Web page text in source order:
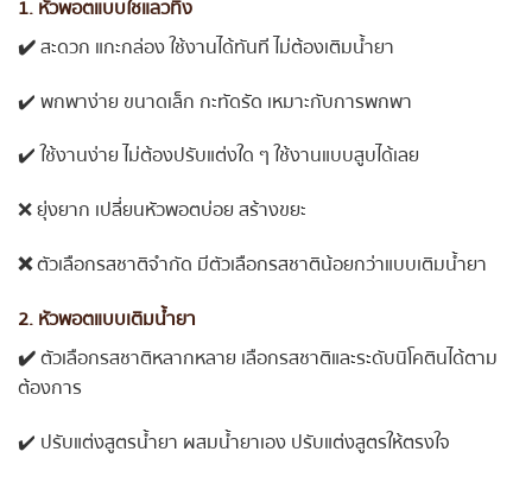
1. หัวพอตแบบใช้แล้วทิ้ง
✔️สะดวก แกะกล่อง ใช้งานได้ทันที ไม่ต้องเติมน้ำยา
✔️ พกพาง่าย ขนาดเล็ก กะทัดรัด เหมาะกับการพกพา
✔️ ใช้งานง่าย ไม่ต้องปรับแต่งใด ๆ ใช้งานแบบสูบได้เลย
❌ ยุ่งยาก เปลี่ยนหัวพอตบ่อย สร้างขยะ
❌ตัวเลือกรสชาติจำกัด มีตัวเลือกรสชาติน้อยกว่าแบบเติมน้ำยา
2. หัวพอตแบบเติมน้ำยา
✔️ตัวเลือกรสชาติหลากหลาย เลือกรสชาติและระดับนิโคตินได้ตาม
ต้องการ
✔️ ปรับแต่งสูตรน้ำยา ผสมน้ำยาเอง ปรับแต่งสูตรให้ตรงใจ